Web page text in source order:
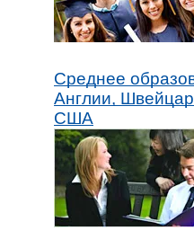
Среднее
Англии,
США